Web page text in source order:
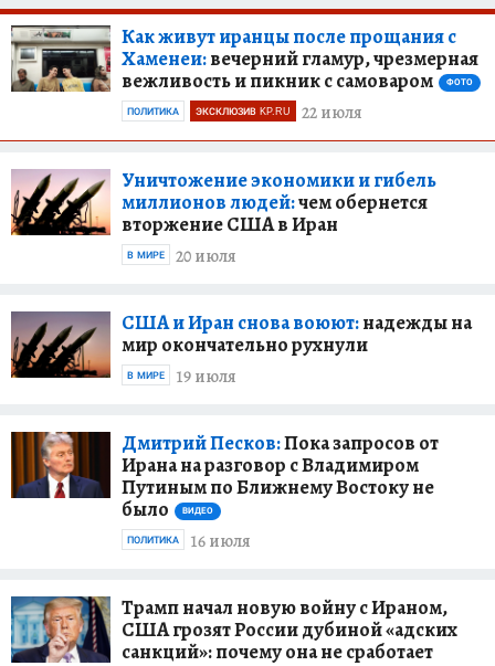
Как живут иранцы после прощания с
Хаменеи:вечерний гламур, чрезмерная
вежливость и пикник с самоваром
ФОТО
22 июля
ПОЛИТИКА ЭКСКЛЮЗИВ KP.RU
Уничтожение экономики и гибель
миллионов людей:чем обернется
вторжение США в Иран
20 июля
В МИРЕ
США и Иран снова воюют:надежды на
мир окончательно рухнули
19 июля
В МИРЕ
Дмитрий Песков:Пока запросов от
Ирана на разговор с Владимиром
Путиным по Ближнему Востоку не
было
ВИДЕО
16 июля
ПОЛИТИКА
Трамп начал новую войну с Ираном,
США грозят России дубиной «адских
санкций»: почему она не сработает